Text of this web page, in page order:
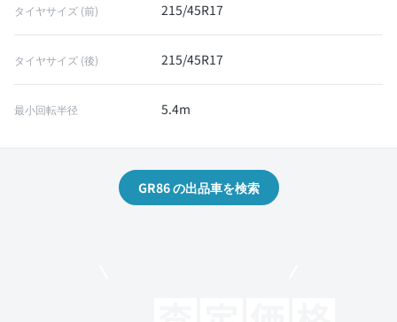
タイヤサイズ (前) 215/45R17
タイヤサイズ (後) 215/45R17
最小回転半径 5.4m
GR86 の出品車を検索